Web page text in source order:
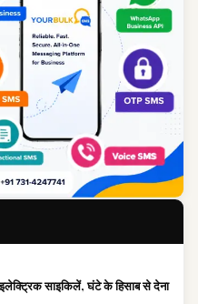
साइकिलें, घंटे के हिसाब से देना